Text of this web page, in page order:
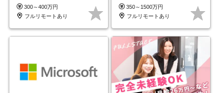
平均年齢33歳
300～400万円
フルリモートあり
350～1500万円
フルリモートあり